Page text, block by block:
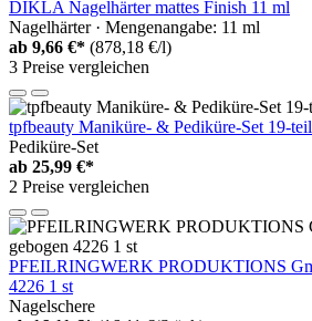
DIKLA Nagelhärter mattes Finish 11 ml
Nagelhärter · Mengenangabe: 11 ml
ab 9,66 €* (878,18 €/l)
3 Preise vergleichen
tpfbeauty Maniküre- & Pediküre-Set 19-
Pediküre-Set
ab 25,99 €*
2 Preise vergleichen
PFEILRINGWERK PRODUKTIONS
4226 1 st
Nagelschere